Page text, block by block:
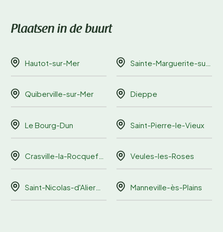
Plaatsen in de buurt
Hautot-sur-Mer Sainte-Marguerite-sur-Mer
Quiberville-sur-Mer Dieppe
Le Bourg-Dun Saint-Pierre-le-Vieux
Crasville-la-Rocquefort Veules-les-Roses
Saint-Nicolas-d'Aliermont Manneville-ès-Plains